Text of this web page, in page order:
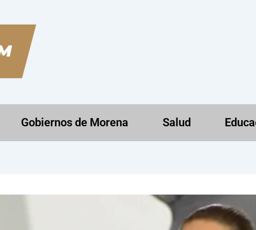
Gobiernos de Morena Salud